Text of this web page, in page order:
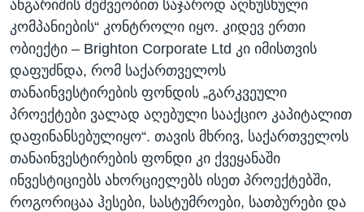
ანგარიშის მეშვეობით საჯაროდ აღნუსხული
კომპანიების“ კონტროლი იყო. კიდევ ერთი
ობიექტი – Brighton Corporate Ltd კი იმისთვის
დაფუძნდა, რომ საქართველოს
თანაინვესტირების ფონდის „გარკვეული
პროექტები ვალად აღებული სააქციო კაპიტალით
დაფინანსებულიყო“. თავის მხრივ, საქართველოს
თანაინვესტირების ფონდი კი ქვეყანაში
ინვესტიციებს ახორციელებს ისეთ პროექტებში,
როგორიცაა ჰესები, სასტუმროები, სათბურები და